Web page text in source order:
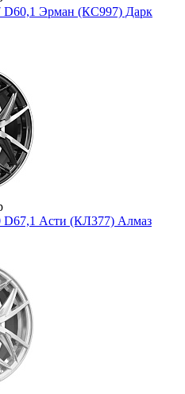
D60,1 Эрман (КС997) Дарк
D67,1 Асти (КЛ377) Алмаз